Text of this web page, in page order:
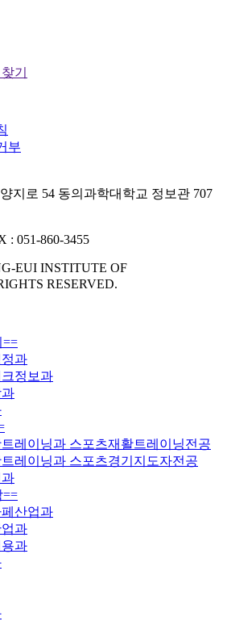
기
부
지로 54 동의과학대학교 정보관 707
: 051-860-3455
EUI INSTITUTE OF
RESERVED.
==
과
정보과
레이닝과 스포츠재활트레이닝전공
레이닝과 스포츠경기지도자전공
==
산업과
과
과